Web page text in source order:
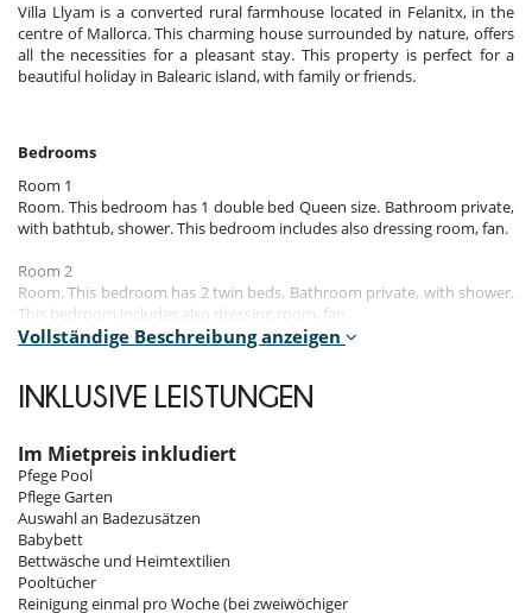
Villa Llyam is a converted rural farmhouse located in Felanitx, in the
centre of Mallorca. This charming house surrounded by nature, offers
all the necessities for a pleasant stay. This property is perfect for a
beautiful holiday in Balearic island, with family or friends.
Bedrooms
Room 1
Room. This bedroom has 1 double bed Queen size. Bathroom private,
with bathtub, shower. This bedroom includes also dressing room, fan.
Room 2
Room. This bedroom has 2 twin beds. Bathroom private, with shower.
This bedroom includes also dressing room, fan.
with shower. This bedroom includes also dressing room, fan.
Room 4
Room. This bedroom has 1 double bed Queen size. Bathroom private,
with shower. This bedroom includes also dressing room, fan.
Room 5
Room. This bedroom has 2 twin beds. Bathroom private, with shower.
This bedroom includes also dressing room, fan.
Note : the house can accommodate 8 adults or 6 adults and 4 children.
Vollständige Beschreibung anzeigen
INKLUSIVE LEISTUNGEN
Im Mietpreis inkludiert
Pfege Pool
Pflege Garten
Auswahl an Badezusätzen
Babybett
Bettwäsche und Heimtextilien
Pooltücher
Reinigung einmal pro Woche (bei zweiwöchiger